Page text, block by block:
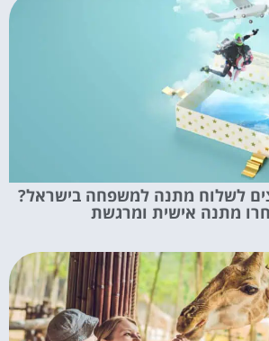
לשלוח מתנה למשפחה בישראל?
מתנה אישית ומרגשת